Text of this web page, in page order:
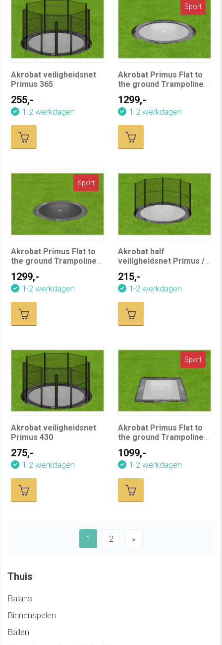
Akrobat veiligheidsnet
Primus 365
255,-
1-2 werkdagen
Sport
Akrobat Primus Flat to
the ground Trampoline
430 Zwart
1299,-
1-2 werkdagen
Sport
Akrobat Primus Flat to
the ground Trampoline
1299,-
1-2 werkdagen
Akrobat half
veiligheidsnet Primus /
215,-
1-2 werkdagen
Akrobat veiligheidsnet
Primus 430
275,-
1-2 werkdagen
Sport
Akrobat Primus Flat to
the ground Trampoline
305x183 Zwart
1099,-
1-2 werkdagen
1 2 »
Thuis
Balans
Binnenspelen
Ballen